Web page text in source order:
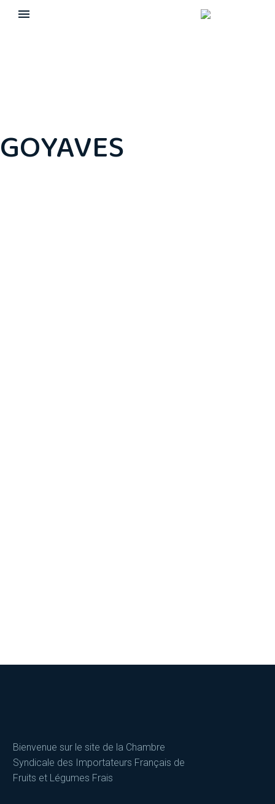
GOYAVES
Bienvenue sur le site de la Chambre
Syndicale des Importateurs Français de
Fruits et Légumes Frais